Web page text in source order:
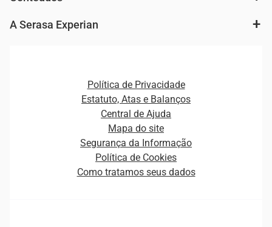
Cobrança e Recuperação de Dívidas
Plataformas e Motores de decisão
Fintechs
Ver todo o conteúdo
Curso Gratuito de Saúde Financeira
Empreendedorismo
Estudos e Pesquisas
A Serasa Experian
Distribuidores e representantes
Estrutura Organizacional
Sala de Imprensa
Política de Privacidade
Estatuto, Atas e Balanços
Central de Ajuda
Mapa do site
Segurança da Informação
Política de Cookies
Como tratamos seus dados